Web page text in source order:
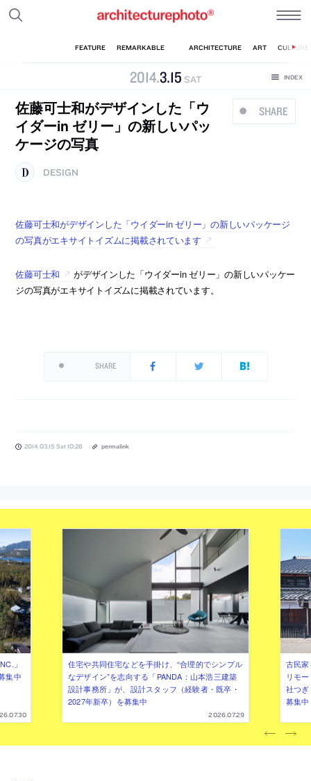
2014.3.15 SAT
SHARE
佐藤可士和がデザインした「ウ
イダーin ゼリー」の新しいパッ
ケージの写真
DESIGN
佐藤可士和がデザインした「ウイダーin ゼリー」の新しいパッケージ
の写真がエキサイトイズムに掲載されています
佐藤可士和
がデザインした「ウイダーin ゼリー」の新しいパッケー
ジの写真がエキサイトイズムに掲載されています。
SHARE
2014.03.15 Sat 10:26 permalink
」
集中
住宅や共同住宅などを手掛け、“合理的でシンプル
なデザイン”を志向する「PANDA：山本浩三建築
設計事務所」が、設計スタッフ（経験者・既卒・
2027年新卒）を募集中
2026.07.29
古民
リモ
社つ
募集中